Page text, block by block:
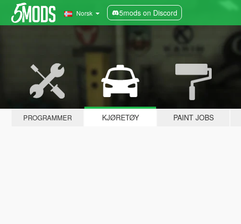
Norsk 5mods on Discord
PROGRAMMER KJØRETØY PAINT JOBS